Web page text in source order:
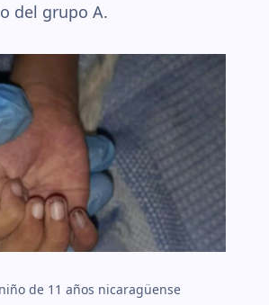
del grupo A.
de 11 años nicaragüense